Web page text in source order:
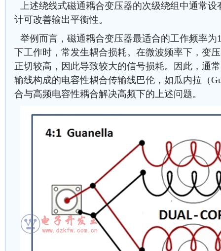
上述绕线式磁通耦合变压器的次级绕组中通常
计可改善输出平衡性。
举例而言，磁通耦合变压器最适合的工作频率为
下工作时，常发生耦合损耗。在微波频率下，变
正切较高，因此导致较大的信号损耗。因此，通
输线构成的电容性耦合传输线巴伦，如瓜内拉（
合与高频电容性耦合解决高频下的上述问题。